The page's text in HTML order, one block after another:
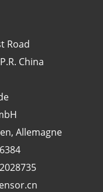
Road
China
Allemagne